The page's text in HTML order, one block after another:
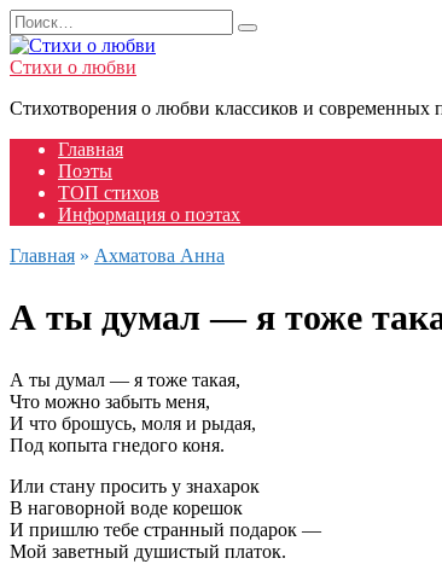
Перейти
к
содержанию
Search
for:
Стихи о любви
Стихотворения о любви классиков и современных
Главная
Поэты
ТОП стихов
Информация о поэтах
Главная » Ахматова Анна
А ты думал — я тоже
А ты думал — я тоже такая,
Что можно забыть меня,
И что брошусь, моля и рыдая,
Под копыта гнедого коня.
Или стану просить у знахарок
В наговорной воде корешок
И пришлю тебе странный подарок —
Мой заветный душистый платок.